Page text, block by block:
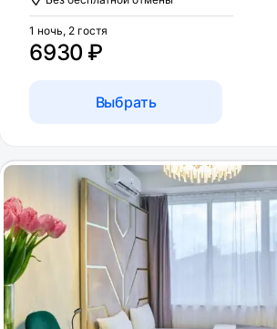
6930 ₽
1 ночь, 2 гостя
Выбрать